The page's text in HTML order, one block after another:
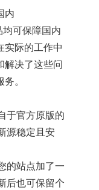
内
可保障国内
实际的工作中
解决了这些问
。
于官方原版的
源稳定且安
的站点加了一
后也可保留个